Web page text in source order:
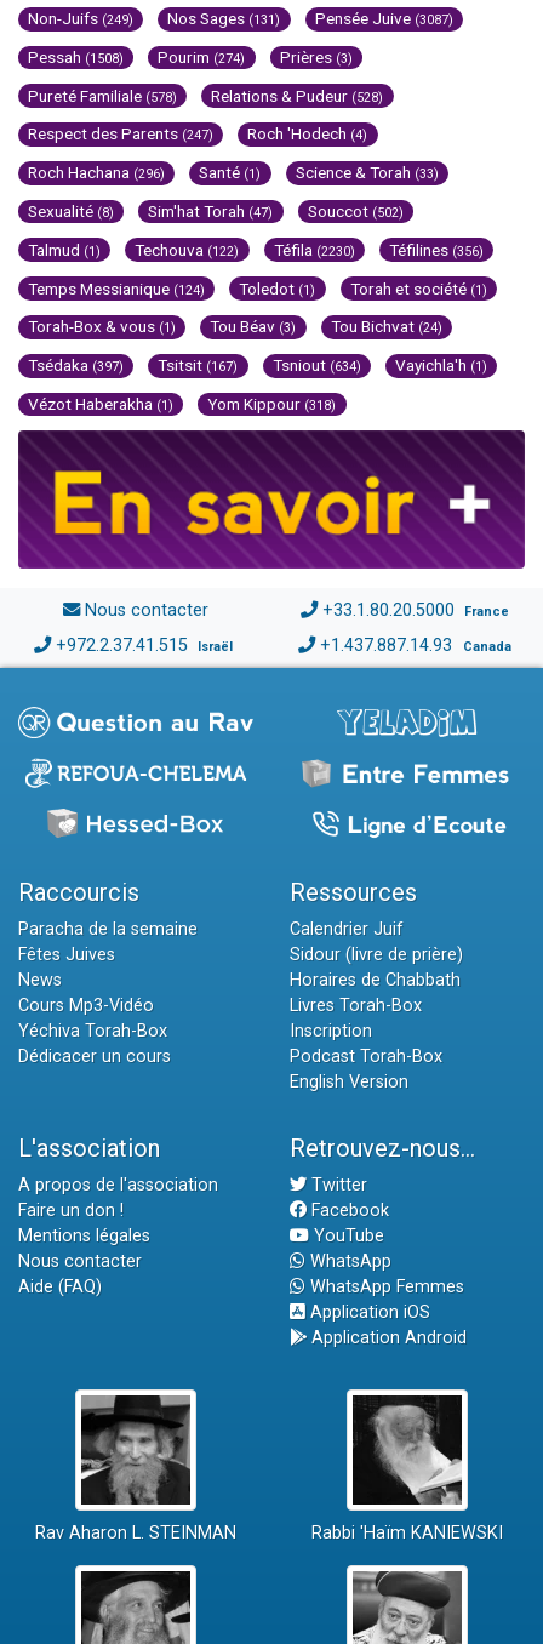
Non-Juifs (249) Nos Sages (131) Pensée Juive (3087)
Pessah (1508) Pourim (274) Prières (3)
Pureté Familiale (578) Relations & Pudeur (528)
Respect des Parents (247) Roch 'Hodech (4)
Roch Hachana (296) Santé (1) Science & Torah (33)
Sexualité (8) Sim'hat Torah (47) Souccot (502)
Talmud (1) Techouva (122) Téfila (2230) Téfilines (356)
Temps Messianique (124) Toledot (1) Torah et société (1)
Torah-Box & vous (1) Tou Béav (3) Tou Bichvat (24)
Tsédaka (397) Tsitsit (167) Tsniout (634) Vayichla'h (1)
Vézot Haberakha (1) Yom Kippour (318)
Nous contacter +33.1.80.20.5000 France
+972.2.37.41.515 Israël +1.437.887.14.93 Canada
Raccourcis
Paracha de la semaine
Fêtes Juives
News
Cours Mp3-Vidéo
Yéchiva Torah-Box
Dédicacer un cours
Ressources
Calendrier Juif
Sidour (livre de prière)
Horaires de Chabbath
Livres Torah-Box
Inscription
Podcast Torah-Box
English Version
L'association
A propos de l'association
Faire un don !
Mentions légales
Nous contacter
Aide (FAQ)
Retrouvez-nous...
Twitter
Facebook
YouTube
WhatsApp
WhatsApp Femmes
Application iOS
Application Android
Rav Aharon L. STEINMAN Rabbi 'Haïm KANIEWSKI